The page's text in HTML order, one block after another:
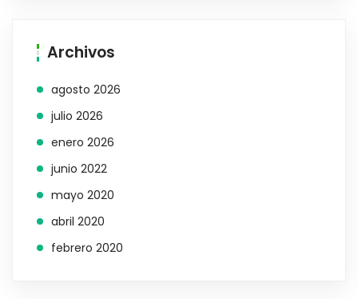
Archivos
agosto 2026
julio 2026
enero 2026
junio 2022
mayo 2020
abril 2020
febrero 2020